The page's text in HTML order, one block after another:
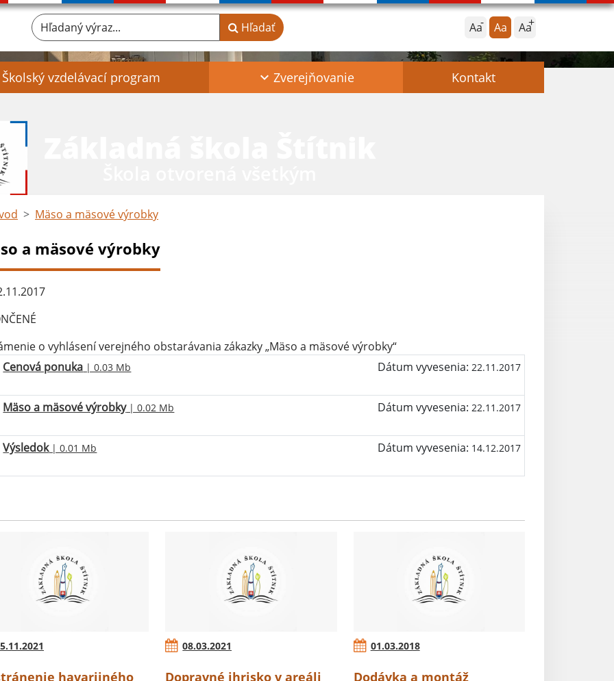
Aa Aa Aa
Hľadaný výraz... Hľadať
Školský vzdelávací program Zverejňovanie Kontakt
Mäso a mäsové výrobky
a mäsové výrobky
o vyhlásení verejného obstarávania zákazky „Mäso a mäsové výrobky“
Cenová ponuka | 0.03 Mb Dátum vyvesenia: 22.11.2017
Mäso a mäsové výrobky| 0.02 Mb Dátum vyvesenia: 22.11.2017
Výsledok| 0.01 Mb Dátum vyvesenia: 14.12.2017
havarijného
08.03.2021
Dopravné ihrisko v areáli
01.03.2018
Dodávka a montáž